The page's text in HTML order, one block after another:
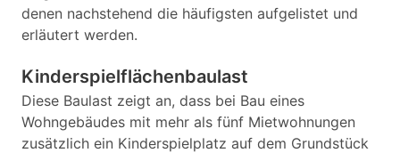
denen nachstehend die häufigsten aufgelistet und
erläutert werden.
Kinderspielflächenbaulast
Diese Baulast zeigt an, dass bei Bau eines
Wohngebäudes mit mehr als fünf Mietwohnungen
zusätzlich ein Kinderspielplatz auf dem Grundstück